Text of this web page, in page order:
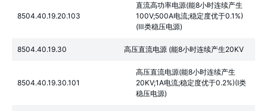
8504.40.19.20.103
直流高功率电源(能8小时连续产生
100V;500A电流;稳定度优于0.1%)
(Ⅲ类稳压电源)
8504.40.19.30 高压直流电源 (能8小时连续产生20KV
8504.40.19.30.101
高压直流电源(能8小时连续产生
20KV;1A电流;稳定度优于0.2%)(Ⅰ类
稳压电源)